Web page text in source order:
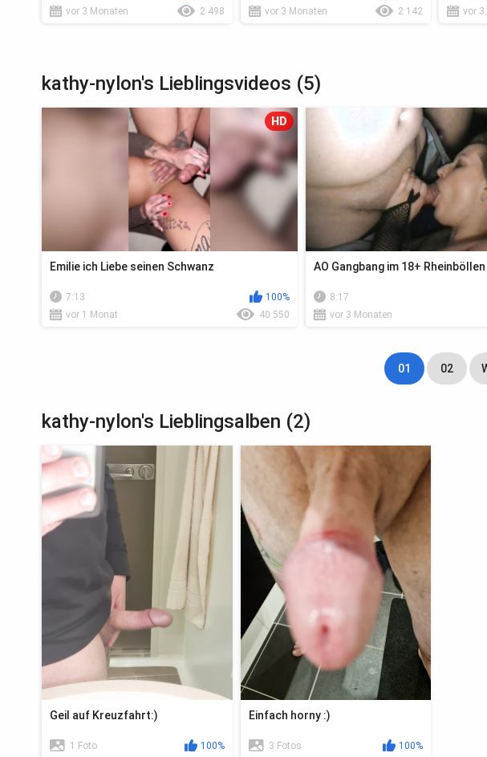
vor 3 Monaten
2 498
vor 3 Monaten
2 142
vor 3
kathy-nylon's Lieblingsvideos (5)
HD
Emilie ich Liebe seinen Schwanz
7:13
100%
vor 1 Monat
40 550
AO Gangbang im 18+ Rheinböllen
8:17
vor 3 Monaten
01 02
kathy-nylon's Lieblingsalben (2)
Geil auf Kreuzfahrt:)
1 Foto
100%
Einfach horny :)
3 Fotos
100%